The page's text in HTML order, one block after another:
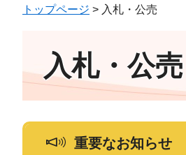
トップページ > 入札・公売
入札・公売
重要なお知らせ